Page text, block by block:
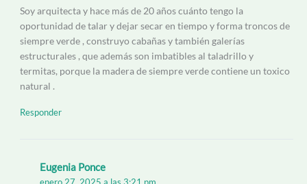
Soy arquitecta y hace más de 20 años cuánto tengo la
oportunidad de talar y dejar secar en tiempo y forma troncos de
siempre verde , construyo cabañas y también galerías
estructurales , que además son imbatibles al taladrillo y
termitas, porque la madera de siempre verde contiene un toxico
natural .
Responder
Eugenia Ponce